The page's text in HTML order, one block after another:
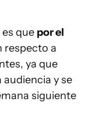
que por el
respecto a
ya que
audiencia y se
siguiente